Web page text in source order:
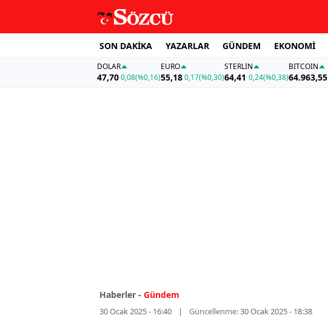
SON DAKİKA YAZARLAR GÜNDEM EKONOMİ
DOLAR
47,700,08(%0,16)
EURO
55,18 0,17(%0,30)
STERLIN
64,41 0,24(%0,38)
BITCOIN
64.963,55
Haberler - Gündem
30 Ocak 2025 - 16:40 Güncellenme:30 Ocak 2025 - 18:38